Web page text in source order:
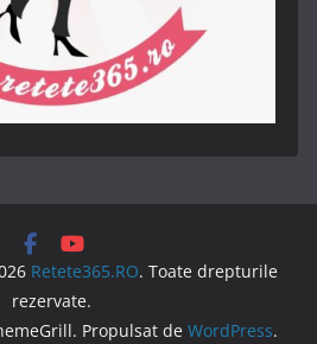
Retete365.RO. Toate drepturile
rezervate.
Propulsat de WordPress.